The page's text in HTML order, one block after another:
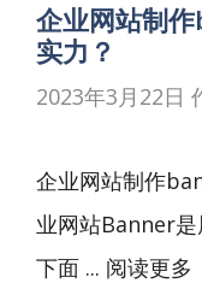
企业网站制
实力？
2023年3月22日
企业网站制作
业网站Banner是
下面 ... 阅读更多